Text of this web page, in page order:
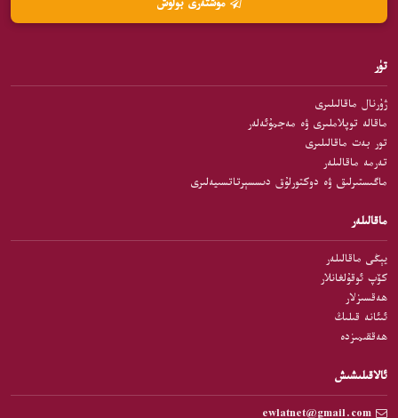
تۈر
ژۇرنال ماقالىلىرى
ماقالە توپلاملىرى ۋە مەجمۇئەلەر
تور بەت ماقالىلىرى
تەرمە ماقالىلەر
ماگىستىرلىق ۋە دوكتورلۇق دىسسېرتاتسىيەلىرى
ماقالىلەر
يېڭى ماقالىلەر
كۆپ ئوقۇلغانلار
ھەقسىزلار
ئىئانە قىلىڭ
ھەققىمىزدە
ئالاقىلىشىش